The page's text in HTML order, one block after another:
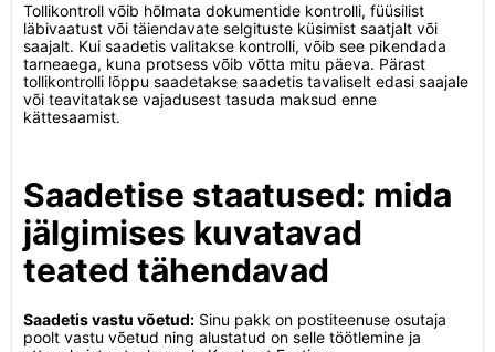
Tollikontroll võib hõlmata dokumentide kontrolli, füüsilist
läbivaatust või täiendavate selgituste küsimist saatjalt või
saajalt. Kui saadetis valitakse kontrolli, võib see pikendada
tarneaega, kuna protsess võib võtta mitu päeva. Pärast
tollikontrolli lõppu saadetakse saadetis tavaliselt edasi saajale
või teavitatakse vajadusest tasuda maksud enne
kättesaamist.
Saadetise staatused: mida
jälgimises kuvatavad
teated tähendavad
Saadetis vastu võetud: Sinu pakk on postiteenuse osutaja
poolt vastu võetud ning alustatud on selle töötlemine ja